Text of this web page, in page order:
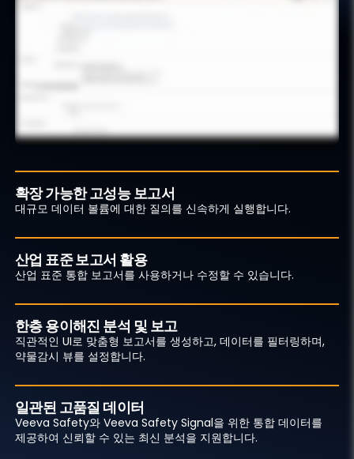
확장 가능한 고성능 보고서
대규모 데이터 볼륨에 대한 질의를 신속하게 실행합니다.
산업 표준 보고서 활용
산업 표준 통합 보고서를 사용하거나 수정할 수 있습니다.
한층 용이해진 분석 및 보고
직관적인 UI로 맞춤형 보고서를 생성하고, 데이터를 필터링하며,
약물감시 뷰를 설정합니다.
일관된 고품질 데이터
Veeva Safety와 Veeva Safety Signal을 위한 통합 데이터를
제공하여 신뢰할 수 있는 최신 분석을 지원합니다.